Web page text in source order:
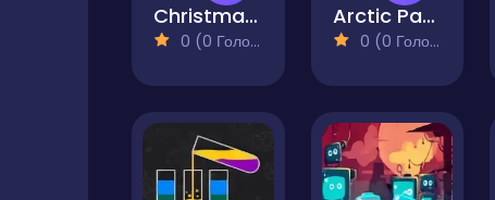
Christmas Run Puzzle
0 (0 Голосів)
Arctic Path Puzzle
0 (0 Голосів)